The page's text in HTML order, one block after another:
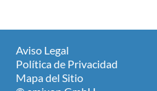
Aviso Legal
Política de Privacidad
Mapa del Sitio